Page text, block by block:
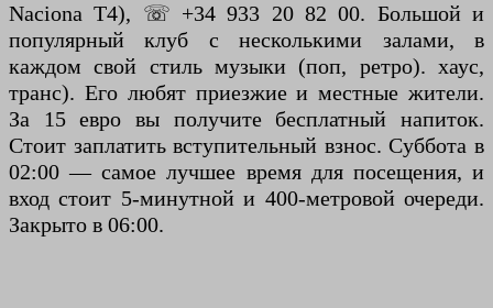
Naciona T4), ☏ +34 933 20 82 00. Большой и
популярный клуб с несколькими залами, в
каждом свой стиль музыки (поп, ретро). хаус,
транс). Его любят приезжие и местные жители.
За 15 евро вы получите бесплатный напиток.
Стоит заплатить вступительный взнос. Суббота в
02:00 — самое лучшее время для посещения, и
вход стоит 5-минутной и 400-метровой очереди.
Закрыто в 06:00.